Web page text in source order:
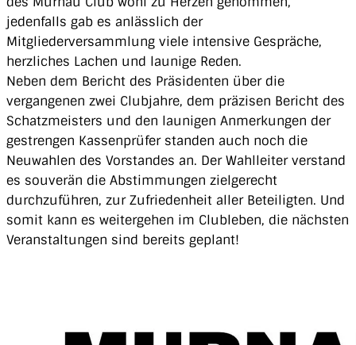
jedenfalls gab es anlässlich der
Mitgliederversammlung viele intensive Gespräche,
herzliches Lachen und launige Reden.
Neben dem Bericht des Präsidenten über die
vergangenen zwei Clubjahre, dem präzisen Bericht des
Schatzmeisters und den launigen Anmerkungen der
gestrengen Kassenprüfer standen auch noch die
Neuwahlen des Vorstandes an. Der Wahlleiter verstand
es souverän die Abstimmungen zielgerecht
durchzuführen, zur Zufriedenheit aller Beteiligten. Und
somit kann es weitergehen im Clubleben, die nächsten
Veranstaltungen sind bereits geplant!